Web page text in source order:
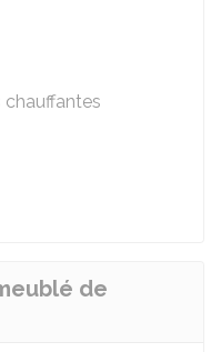
chauffantes
de